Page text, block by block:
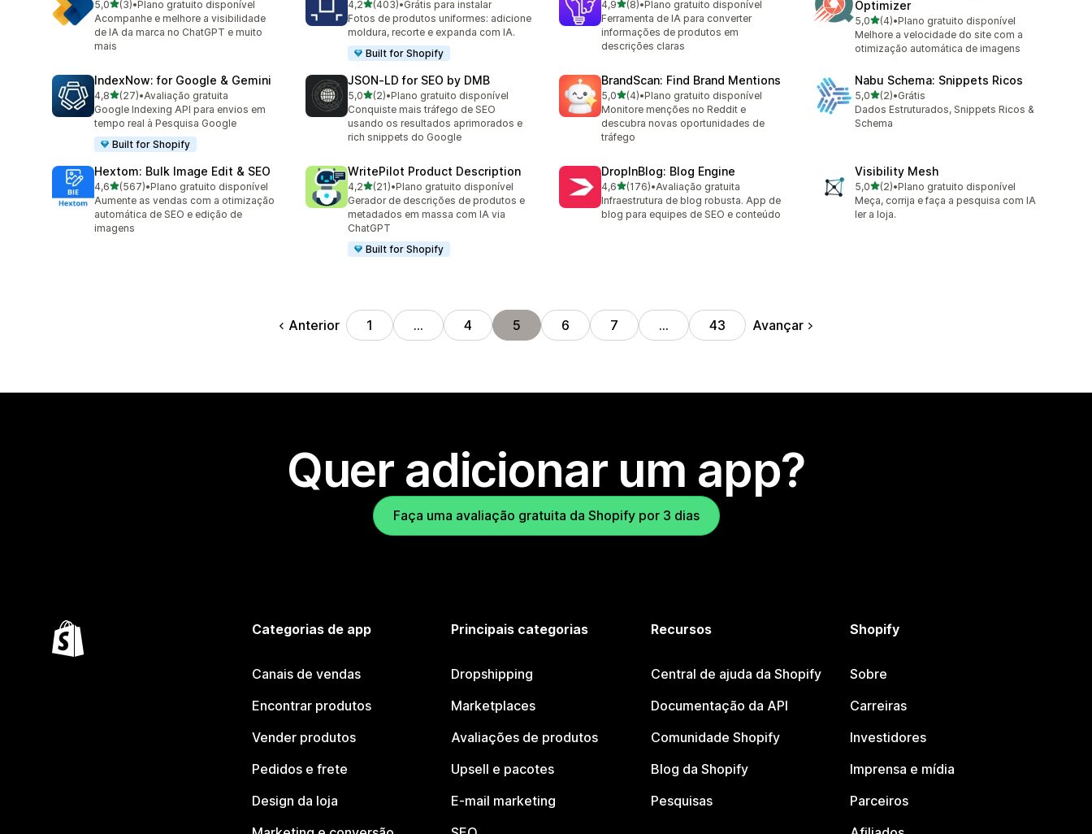
5,0de 5 estrelas
(3)
3 avaliações ao todo
•Plano gratuito disponível
Acompanhe e melhore a visibilidade
de IA da marca no ChatGPT e muito
mais
4,2de 5 estrelas
(403)
403 avaliações ao todo
•Grátis para instalar
Fotos de produtos uniformes: adicione
moldura, recorte e expanda com IA.
Built for Shopify
4,9de 5 estrelas
(8)
8 avaliações ao todo
•Plano gratuito disponível
Ferramenta de IA para converter
informações de produtos em
descrições claras
Optimizer
5,0de 5 estrelas
(4)
4 avaliações ao todo
•Plano gratuito disponível
Melhore a velocidade do site com a
otimização automática de imagens
IndexNow: for Google & Gemini
4,8de 5 estrelas
(27)
27 avaliações ao todo
•Avaliação gratuita
Google Indexing API para envios em
tempo real à Pesquisa Google
Built for Shopify
JSON‑LD for SEO by DMB
5,0de 5 estrelas
(2)
2 avaliações ao todo
•Plano gratuito disponível
Conquiste mais tráfego de SEO
usando os resultados aprimorados e
rich snippets do Google
BrandScan: Find Brand Mentions
5,0de 5 estrelas
(4)
4 avaliações ao todo
•Plano gratuito disponível
Monitore menções no Reddit e
descubra novas oportunidades de
tráfego
Nabu Schema: Snippets Ricos
5,0de 5 estrelas
(2)
2 avaliações ao todo
•Grátis
Dados Estruturados, Snippets Ricos &
Schema
Hextom: Bulk Image Edit & SEO
4,6de 5 estrelas
(567)
567 avaliações ao todo
•Plano gratuito disponível
Aumente as vendas com a otimização
automática de SEO e edição de
imagens
WritePilot Product Description
4,2de 5 estrelas
(21)
21 avaliações ao todo
•Plano gratuito disponível
Gerador de descrições de produtos e
metadados em massa com IA via
ChatGPT
Built for Shopify
DropInBlog: Blog Engine
4,6de 5 estrelas
(176)
176 avaliações ao todo
•Avaliação gratuita
Infraestrutura de blog robusta. App de
blog para equipes de SEO e conteúdo
Visibility Mesh
5,0de 5 estrelas
(2)
2 avaliações ao todo
•Plano gratuito disponível
Meça, corrija e faça a pesquisa com IA
ler a loja.
Anterior 1 … 4 5 6 7 … 43 Avançar
Quer adicionar um app?
Faça uma avaliação gratuita da Shopify por 3 dias
Categorias de app
Canais de vendas
Encontrar produtos
Vender produtos
Pedidos e frete
Design da loja
Principais categorias
Dropshipping
Marketplaces
Avaliações de produtos
Upsell e pacotes
E-mail marketing
Recursos
Central de ajuda da Shopify
Documentação da API
Comunidade Shopify
Blog da Shopify
Pesquisas
Shopify
Sobre
Carreiras
Investidores
Imprensa e mídia
Parceiros